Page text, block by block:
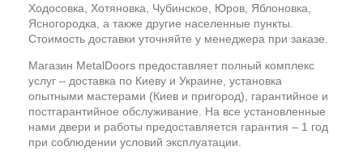
Ходосовка, Хотяновка, Чубинское, Юров, Яблоновка,
Ясногородка, а также другие населенные пункты.
Стоимость доставки уточняйте у менеджера при заказе.
Магазин MetalDoors предоставляет полный комплекс
услуг – доставка по Киеву и Украине, установка
опытными мастерами (Киев и пригород), гарантийное и
постгарантийное обслуживание. На все установленные
нами двери и работы предоставляется гарантия – 1 год
при соблюдении условий эксплуатации.